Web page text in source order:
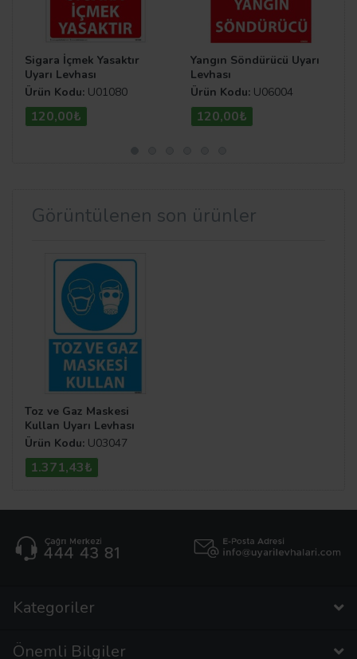
Sigara İçmek Yasaktır
Uyarı Levhası
Ürün Kodu: U01080
120,00₺
Yangın Söndürücü Uyarı
Levhası
Ürün Kodu: U06004
120,00₺
Görüntülenen son ürünler
Toz ve Gaz Maskesi
Kullan Uyarı Levhası
Ürün Kodu: U03047
1.371,43₺
Kategoriler
Önemli Bilgiler